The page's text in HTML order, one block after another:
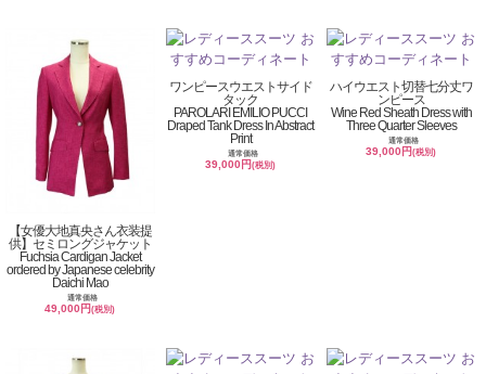
【女優大地真央さん衣装提
供】セミロングジャケット
Fuchsia Cardigan Jacket
ordered by Japanese celebrity
Daichi Mao
通常価格
49,000円(税別)
ワンピースウエストサイド
タック
PAROLARI EMILIO PUCCI
Draped Tank Dress In Abstract
Print
通常価格
39,000円(税別)
ハイウエスト切替七分丈ワ
ンピース
Wine Red Sheath Dress with
Three Quarter Sleeves
通常価格
39,000円(税別)